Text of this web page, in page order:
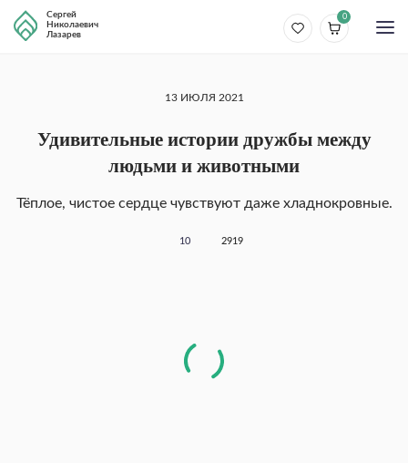
Сергей
Николаевич
Лазарев
0
13 ИЮЛЯ 2021
Удивительные истории дружбы между
людьми и животными
Тёплое, чистое сердце чувствуют даже хладнокровные.
10 2919